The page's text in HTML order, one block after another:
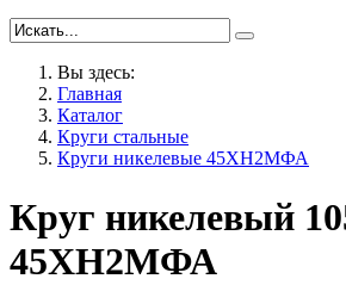
Вы здесь:
Главная
Каталог
Круги стальные
Круги никелевые 45ХН2МФА
Круг никелевый
45ХН2МФА